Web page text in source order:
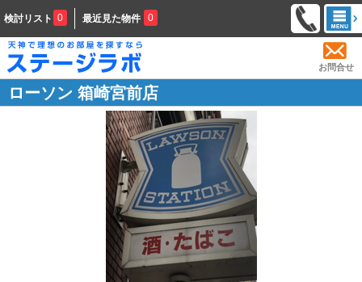
検討リスト 0 最近見た物件 0
お問合せ
ローソン 箱崎宮前店